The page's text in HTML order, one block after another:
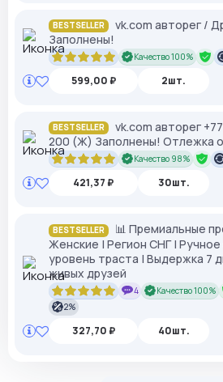
BESTSELLER
vk.com авторег /
Заполнены!
Качество 100%
599,00 ₽ 2шт.
BESTSELLER
vk.com авторег
200 (Ж) Заполнены! Отлежка
Качество 98%
421,37 ₽ 30шт.
BESTSELLER
📊 Премиальные
Женские | Регион СНГ |
уровень траста | Выдержка 7
живых друзей
4 Качество 100%
2%
327,70 ₽ 40шт.